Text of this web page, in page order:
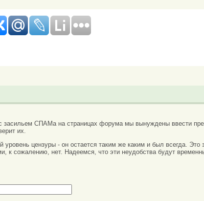
засильем СПАМа на страницах форума мы вынуждены ввести
их.
уровень цензуры - он остается таким же каким и был всегда.
к сожалению, нет. Надеемся, что эти неудобства будут